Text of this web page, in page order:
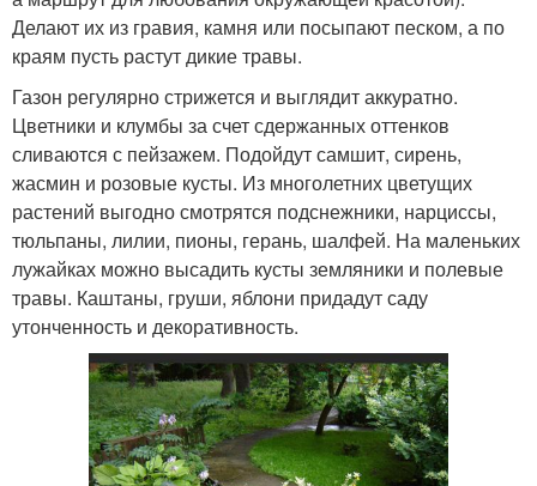
Делают их из гравия, камня или посыпают песком, а по
краям пусть растут дикие травы.
Газон регулярно стрижется и выглядит аккуратно.
Цветники и клумбы за счет сдержанных оттенков
сливаются с пейзажем. Подойдут самшит, сирень,
жасмин и розовые кусты. Из многолетних цветущих
растений выгодно смотрятся подснежники, нарциссы,
тюльпаны, лилии, пионы, герань, шалфей. На маленьких
лужайках можно высадить кусты земляники и полевые
травы. Каштаны, груши, яблони придадут саду
утонченность и декоративность.